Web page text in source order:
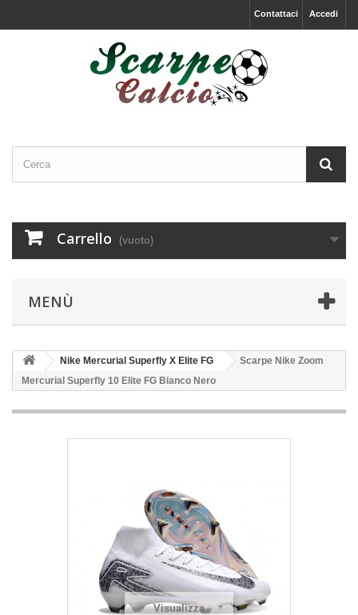
Accedi
Contattaci
Carrello (vuoto)
MENÙ
Nike Mercurial Superfly X Elite FG
Scarpe Nike Zoom
Mercurial Superfly 10 Elite FG Bianco Nero
Visualizza